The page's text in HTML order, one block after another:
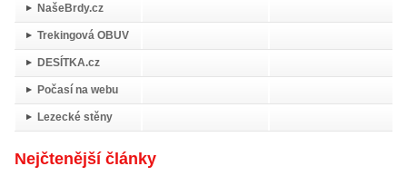
NašeBrdy.cz
Trekingová OBUV
DESÍTKA.cz
Počasí na webu
Lezecké stěny
Nejčtenější články